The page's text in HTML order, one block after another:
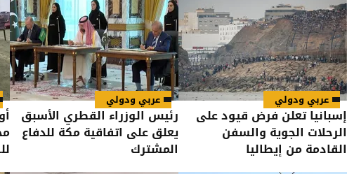
عربي ودولي
إسبانيا تعلن فرض قيود على
الرحلات الجوية والسفن
القادمة من إيطاليا
عربي ودولي
رئيس الوزراء القطري الأسبق
يعلق على اتفاقية مكة للدفاع
المشترك